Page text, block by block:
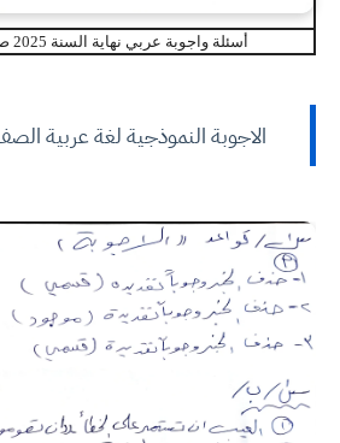
أسئلة واجوبة عربي نهاية السنة 2025 صف خامس علمي
الاجوبة النموذجية لغة عربية